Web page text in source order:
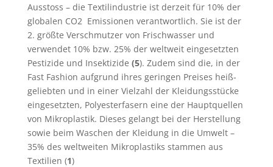
Ausstoss – die Textilindustrie ist derzeit für 10% der
globalen CO2 Emissionen verantwortlich. Sie ist der
2. größte Verschmutzer von Frischwasser und
verwendet 10% bzw. 25% der weltweit eingesetzten
Pestizide und Insektizide (5). Zudem sind die, in der
Fast Fashion aufgrund ihres geringen Preises heiß-
geliebten und in einer Vielzahl der Kleidungsstücke
eingesetzten, Polyesterfasern eine der Hauptquellen
von Mikroplastik. Dieses gelangt bei der Herstellung
sowie beim Waschen der Kleidung in die Umwelt –
35% des weltweiten Mikroplastiks stammen aus
Textilien (1)